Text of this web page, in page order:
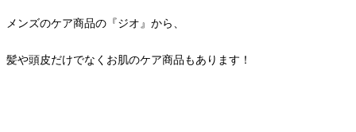
メンズのケア商品の『ジオ』から、
髪や頭皮だけでなくお肌のケア商品もあります！